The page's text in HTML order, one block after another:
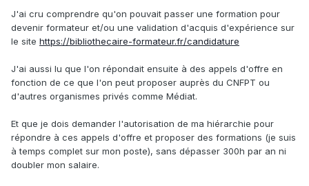
J'ai cru comprendre qu'on pouvait passer une formation pour
devenir formateur et/ou une validation d'acquis d'expérience sur
le site https://bibliothecaire-formateur.fr/candidature
J'ai aussi lu que l'on répondait ensuite à des appels d'offre en
fonction de ce que l'on peut proposer auprès du CNFPT ou
d'autres organismes privés comme Médiat.
Et que je dois demander l'autorisation de ma hiérarchie pour
répondre à ces appels d'offre et proposer des formations (je suis
à temps complet sur mon poste), sans dépasser 300h par an ni
doubler mon salaire.